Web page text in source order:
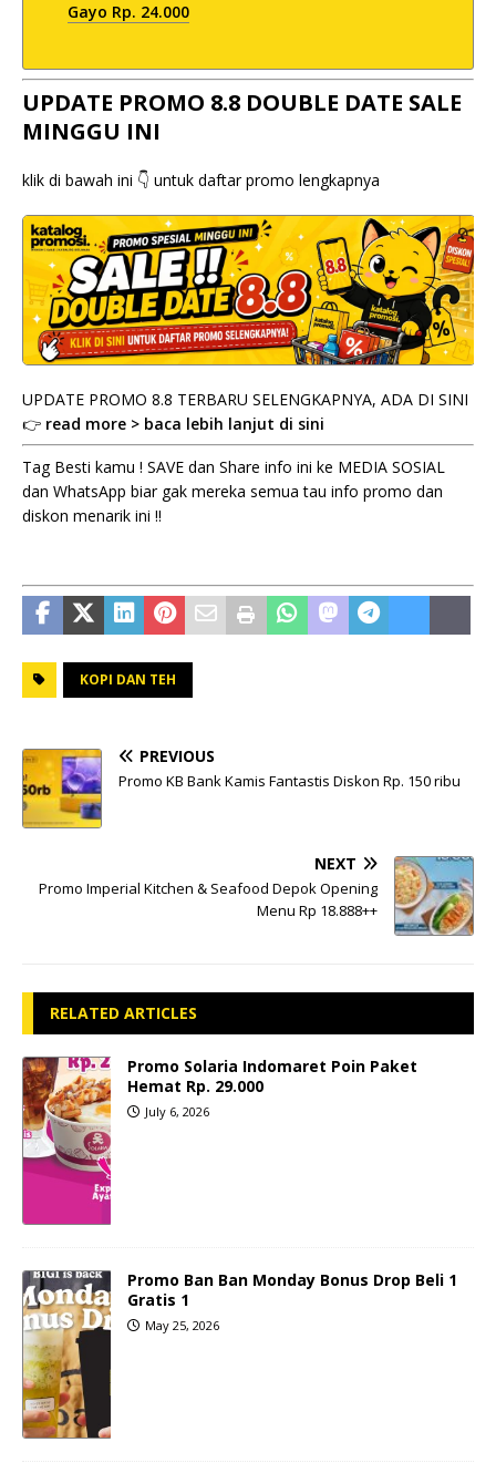
Gayo Rp. 24.000
UPDATE PROMO 8.8 DOUBLE DATE SALE
MINGGU INI
klik di bawah ini 👇 untuk daftar promo lengkapnya
UPDATE PROMO 8.8 TERBARU SELENGKAPNYA, ADA DI SINI
👉 read more > baca lebih lanjut di sini
Tag Besti kamu ! SAVE dan Share info ini ke MEDIA SOSIAL
dan WhatsApp biar gak mereka semua tau info promo dan
diskon menarik ini !!
KOPI DAN TEH
PREVIOUS
Promo KB Bank Kamis Fantastis Diskon Rp. 150 ribu
NEXT
Promo Imperial Kitchen & Seafood Depok Opening
Menu Rp 18.888++
RELATED ARTICLES
Promo Solaria Indomaret Poin Paket
Hemat Rp. 29.000
July 6, 2026
Promo Ban Ban Monday Bonus Drop Beli 1
Gratis 1
May 25, 2026